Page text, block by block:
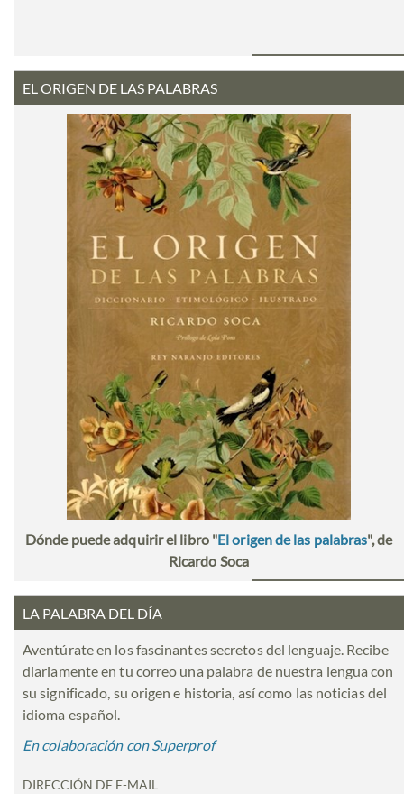
EL ORIGEN DE LAS PALABRAS
Dónde puede adquirir el libro "El origen de las palabras", de
Ricardo Soca
LA PALABRA DEL DÍA
Aventúrate en los fascinantes secretos del lenguaje. Recibe
diariamente en tu correo una palabra de nuestra lengua con
su significado, su origen e historia, así como las noticias del
idioma español.
En colaboración con Superprof
DIRECCIÓN DE E-MAIL